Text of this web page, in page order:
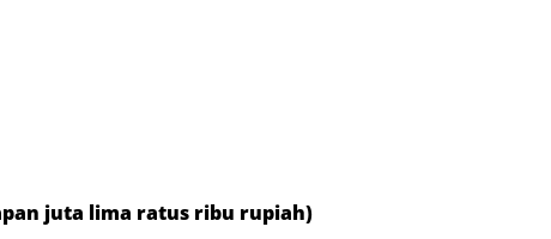
juta lima ratus ribu rupiah)